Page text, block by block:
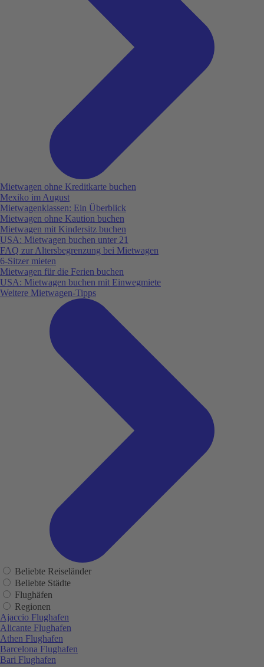
Mietwagen ohne Kreditkarte buchen
Mexiko im August
Mietwagenklassen: Ein Überblick
Mietwagen ohne Kaution buchen
Mietwagen mit Kindersitz buchen
USA: Mietwagen buchen unter 21
FAQ zur Altersbegrenzung bei Mietwagen
6-Sitzer mieten
Mietwagen für die Ferien buchen
USA: Mietwagen buchen mit Einwegmiete
Weitere Mietwagen-Tipps
Beliebte Reiseländer
Beliebte Städte
Flughäfen
Regionen
Ajaccio Flughafen
Alicante Flughafen
Athen Flughafen
Barcelona Flughafen
Bari Flughafen